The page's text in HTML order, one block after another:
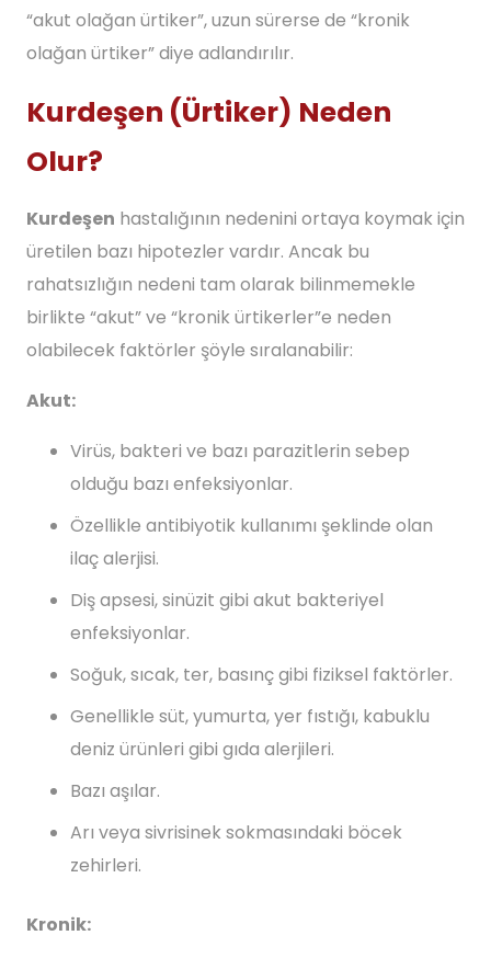
“akut olağan ürtiker”, uzun sürerse de “kronik
olağan ürtiker” diye adlandırılır.
Kurdeşen (Ürtiker) Neden
Olur?
Kurdeşen hastalığının nedenini ortaya koymak için
üretilen bazı hipotezler vardır. Ancak bu
rahatsızlığın nedeni tam olarak bilinmemekle
birlikte “akut” ve “kronik ürtikerler”e neden
olabilecek faktörler şöyle sıralanabilir:
Akut:
Virüs, bakteri ve bazı parazitlerin sebep
olduğu bazı enfeksiyonlar.
Özellikle antibiyotik kullanımı şeklinde olan
ilaç alerjisi.
Diş apsesi, sinüzit gibi akut bakteriyel
enfeksiyonlar.
Soğuk, sıcak, ter, basınç gibi fiziksel faktörler.
Genellikle süt, yumurta, yer fıstığı, kabuklu
deniz ürünleri gibi gıda alerjileri.
Bazı aşılar.
Arı veya sivrisinek sokmasındaki böcek
zehirleri.
Kronik: